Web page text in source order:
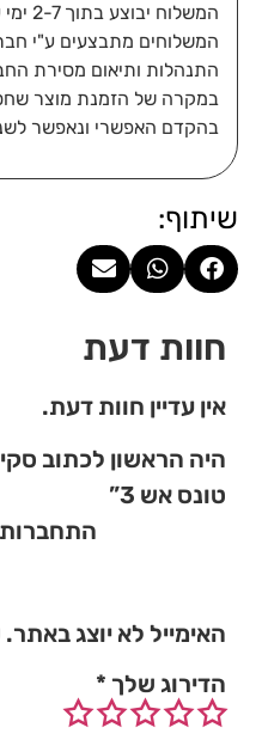
המשלוח יבוצע בתוך 2-7 ימי עסקים ממועד ההזמנה.
התנהלות ותיאום מסירת
במקרה של הזמנת מוצר
בהקדם האפשרי ונאפשר
שיתוף:
חוות דעת
אין עדיין חוות דעת.
טונס אש 3”
האימייל לא יוצג באתר.
הדירוג שלך *